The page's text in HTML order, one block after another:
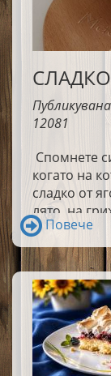
12081
Спомнете
когато на
сладко от
лято, на
филия,
Помните ли
да върна
спомените и
❤️
Повече